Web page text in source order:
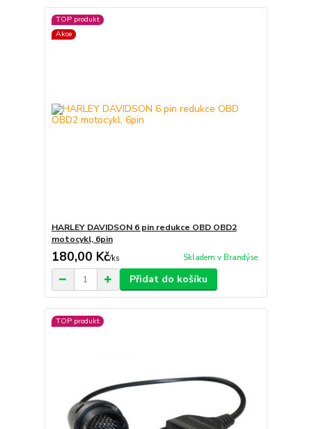
TOP produkt
Akce
HARLEY DAVIDSON 6 pin redukce OBD OBD2
motocykl, 6pin
180,00 Kč/ks Skladem v Brandýse
Přidat do košíku
TOP produkt